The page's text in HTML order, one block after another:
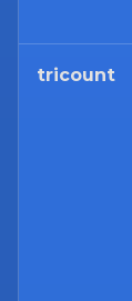
tricount